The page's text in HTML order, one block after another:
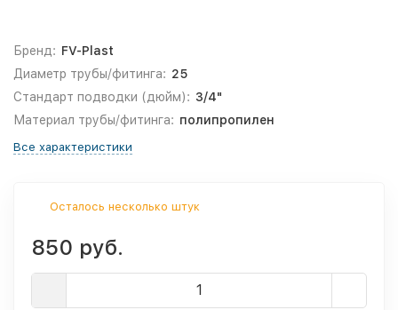
Бренд: FV-Plast
Диаметр трубы/фитинга: 25
Стандарт подводки (дюйм): 3/4"
Материал трубы/фитинга: полипропилен
Все характеристики
Осталось несколько штук
850 руб.